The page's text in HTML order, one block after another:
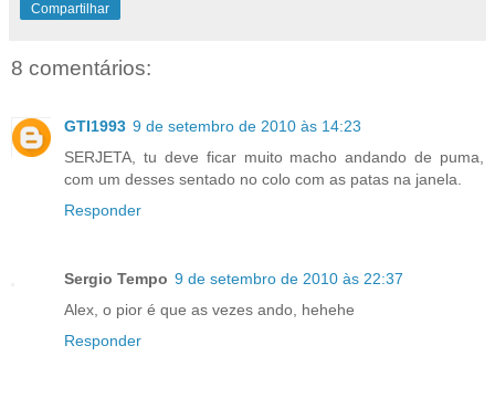
Compartilhar
8 comentários:
GTI1993 9 de setembro de 2010 às 14:23
SERJETA, tu deve ficar muito macho andando de puma,
com um desses sentado no colo com as patas na janela.
Responder
Sergio Tempo 9 de setembro de 2010 às 22:37
Alex, o pior é que as vezes ando, hehehe
Responder